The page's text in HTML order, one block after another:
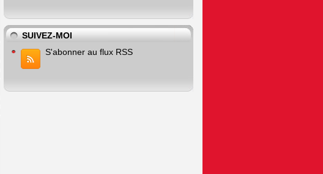
SUIVEZ-MOI
S'abonner au flux RSS